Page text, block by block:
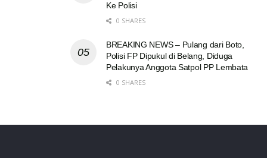
Ke Polisi
0 SHARES
BREAKING NEWS – Pulang dari Boto,
Polisi FP Dipukul di Belang, Diduga
Pelakunya Anggota Satpol PP Lembata
0 SHARES